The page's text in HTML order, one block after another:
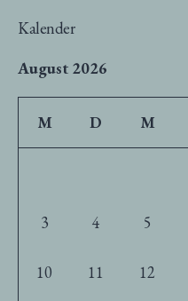
Kalender
August 2026
M D M
3 4 5
10 11 12